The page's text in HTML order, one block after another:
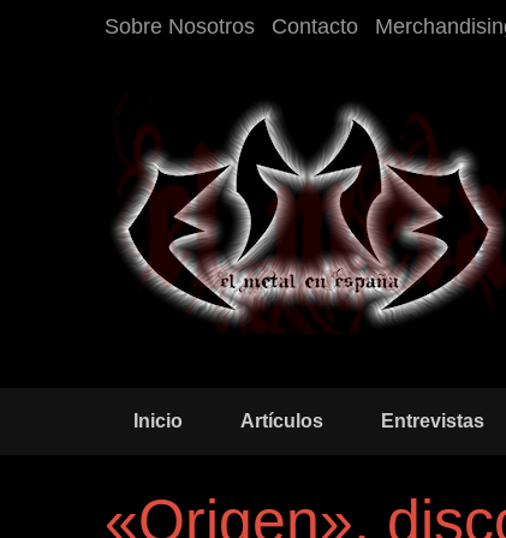
Sobre Nosotros Contacto
Inicio Artículos Entrevistas
«Origen»,